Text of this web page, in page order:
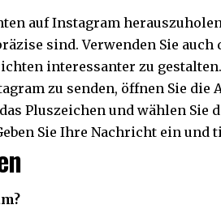
auf Instagram
sind. Verwenden Sie
interessanter zu gestalten.
zu senden, öffnen Sie die
Pluszeichen und wählen Sie
Sie Ihre Nachricht ein und